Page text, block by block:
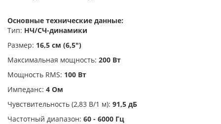
Основные технические данные:
Тип: НЧ/СЧ-динамики
Размер: 16,5 см (6,5")
Максимальная мощность: 200 Вт
Мощность RMS: 100 Вт
Импеданс: 4 Ом
Чувствительность (2,83 В/1 м): 91,5 дБ
Частотный диапазон: 60 - 6000 Гц